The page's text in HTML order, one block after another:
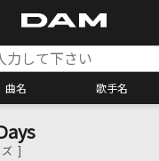
曲名 歌手名
カラオケ検索
]